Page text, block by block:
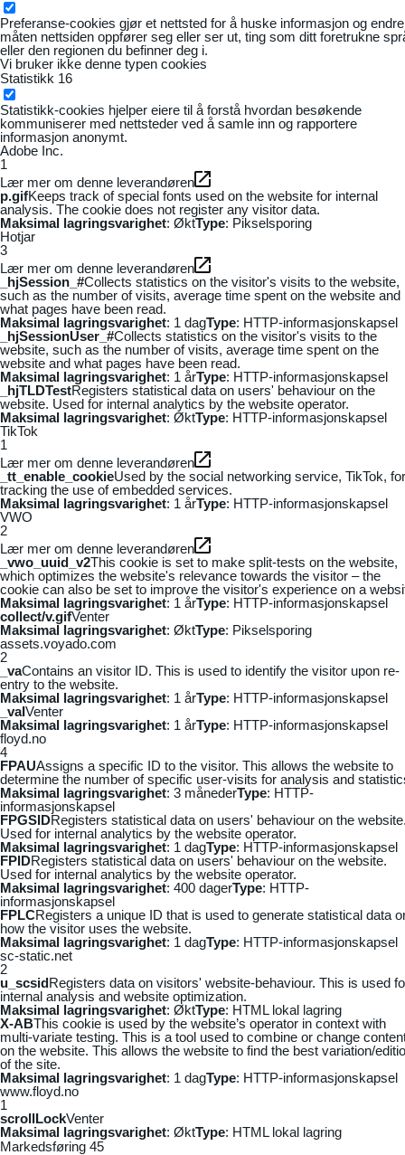
Preferanse-cookies gjør et nettsted for å huske informasjon og
måten nettsiden oppfører seg eller ser ut, ting som ditt foretrukne
eller den regionen du befinner deg i.
Vi bruker ikke denne typen cookies
Statistikk 16
Statistikk-cookies hjelper eiere til å forstå hvordan besøkende
kommuniserer med nettsteder ved å samle inn og rapportere
informasjon anonymt.
Adobe Inc.
1
Lær mer om denne leverandøren
p.gifKeeps track of special fonts used on the website for internal
analysis. The cookie does not register any visitor data.
Maksimal lagringsvarighet: ØktType: Pikselsporing
Hotjar
3
Lær mer om denne leverandøren
_hjSession_#Collects statistics on the visitor's visits to the website,
such as the number of visits, average time spent on the website and
what pages have been read.
Maksimal lagringsvarighet: 1 dagType: HTTP-informasjonskapsel
_hjSessionUser_#Collects statistics on the visitor's visits to the
website, such as the number of visits, average time spent on the
website and what pages have been read.
Maksimal lagringsvarighet: 1 årType: HTTP-informasjonskapsel
_hjTLDTestRegisters statistical data on users' behaviour on the
website. Used for internal analytics by the website operator.
Maksimal lagringsvarighet: ØktType: HTTP-informasjonskapsel
TikTok
1
Lær mer om denne leverandøren
_tt_enable_cookieUsed by the social networking service, TikTok, for
tracking the use of embedded services.
Maksimal lagringsvarighet: 1 årType: HTTP-informasjonskapsel
VWO
2
Lær mer om denne leverandøren
_vwo_uuid_v2This cookie is set to make split-tests on the website,
which optimizes the website's relevance towards the visitor – the
cookie can also be set to improve the visitor's experience on a
Maksimal lagringsvarighet: 1 årType: HTTP-informasjonskapsel
collect/v.gifVenter
Maksimal lagringsvarighet: ØktType: Pikselsporing
assets.voyado.com
2
_vaContains an visitor ID. This is used to identify the visitor upon re-
entry to the website.
Maksimal lagringsvarighet: 1 årType: HTTP-informasjonskapsel
_vaIVenter
Maksimal lagringsvarighet: 1 årType: HTTP-informasjonskapsel
floyd.no
4
FPAUAssigns a specific ID to the visitor. This allows the website to
determine the number of specific user-visits for analysis and
Maksimal lagringsvarighet: 3 månederType: HTTP-
informasjonskapsel
FPGSIDRegisters statistical data on users' behaviour on the
Used for internal analytics by the website operator.
Maksimal lagringsvarighet: 1 dagType: HTTP-informasjonskapsel
FPIDRegisters statistical data on users' behaviour on the website.
Used for internal analytics by the website operator.
Maksimal lagringsvarighet: 400 dagerType: HTTP-
informasjonskapsel
FPLCRegisters a unique ID that is used to generate statistical data
how the visitor uses the website.
Maksimal lagringsvarighet: 1 dagType: HTTP-informasjonskapsel
sc-static.net
2
u_scsidRegisters data on visitors' website-behaviour. This is used
internal analysis and website optimization.
Maksimal lagringsvarighet: ØktType: HTML lokal lagring
X-ABThis cookie is used by the website’s operator in context with
multi-variate testing. This is a tool used to combine or change
on the website. This allows the website to find the best variation/
of the site.
Maksimal lagringsvarighet: 1 dagType: HTTP-informasjonskapsel
www.floyd.no
1
scrollLockVenter
Maksimal lagringsvarighet: ØktType: HTML lokal lagring
Markedsføring 45